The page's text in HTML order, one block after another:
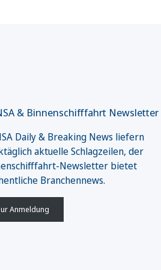
& Binnenschifffahrt Newsletter
Daily & Breaking News liefern
aktuelle Schlagzeilen, der
Newsletter bietet
Branchennews.
Anmeldung